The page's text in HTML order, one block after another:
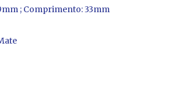
; Comprimento: 33mm